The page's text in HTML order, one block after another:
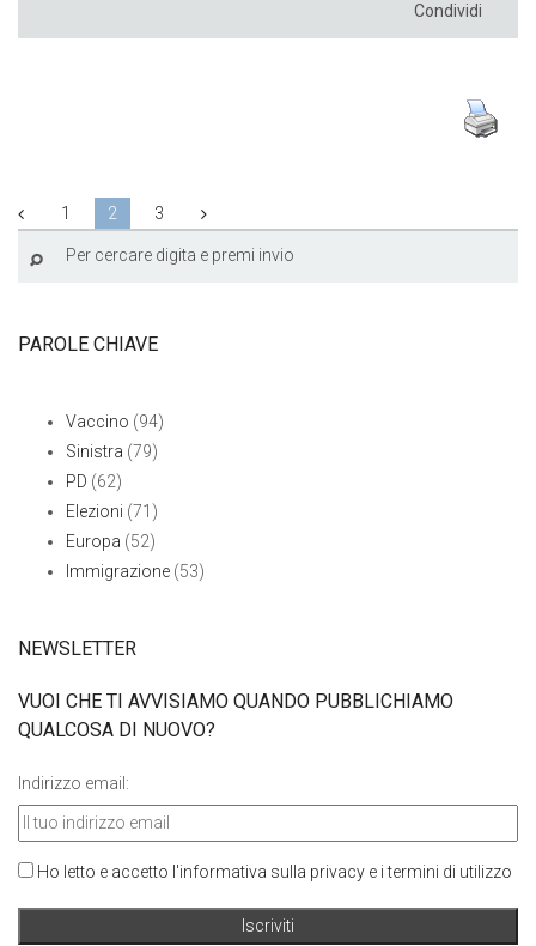
Condividi
1 2 3
PAROLE CHIAVE
Vaccino (94)
Sinistra (79)
PD (62)
Elezioni (71)
Europa (52)
Immigrazione (53)
NEWSLETTER
VUOI CHE TI AVVISIAMO QUANDO PUBBLICHIAMO
QUALCOSA DI NUOVO?
Indirizzo email:
Ho letto e accetto l'informativa sulla privacy e i termini di utilizzo